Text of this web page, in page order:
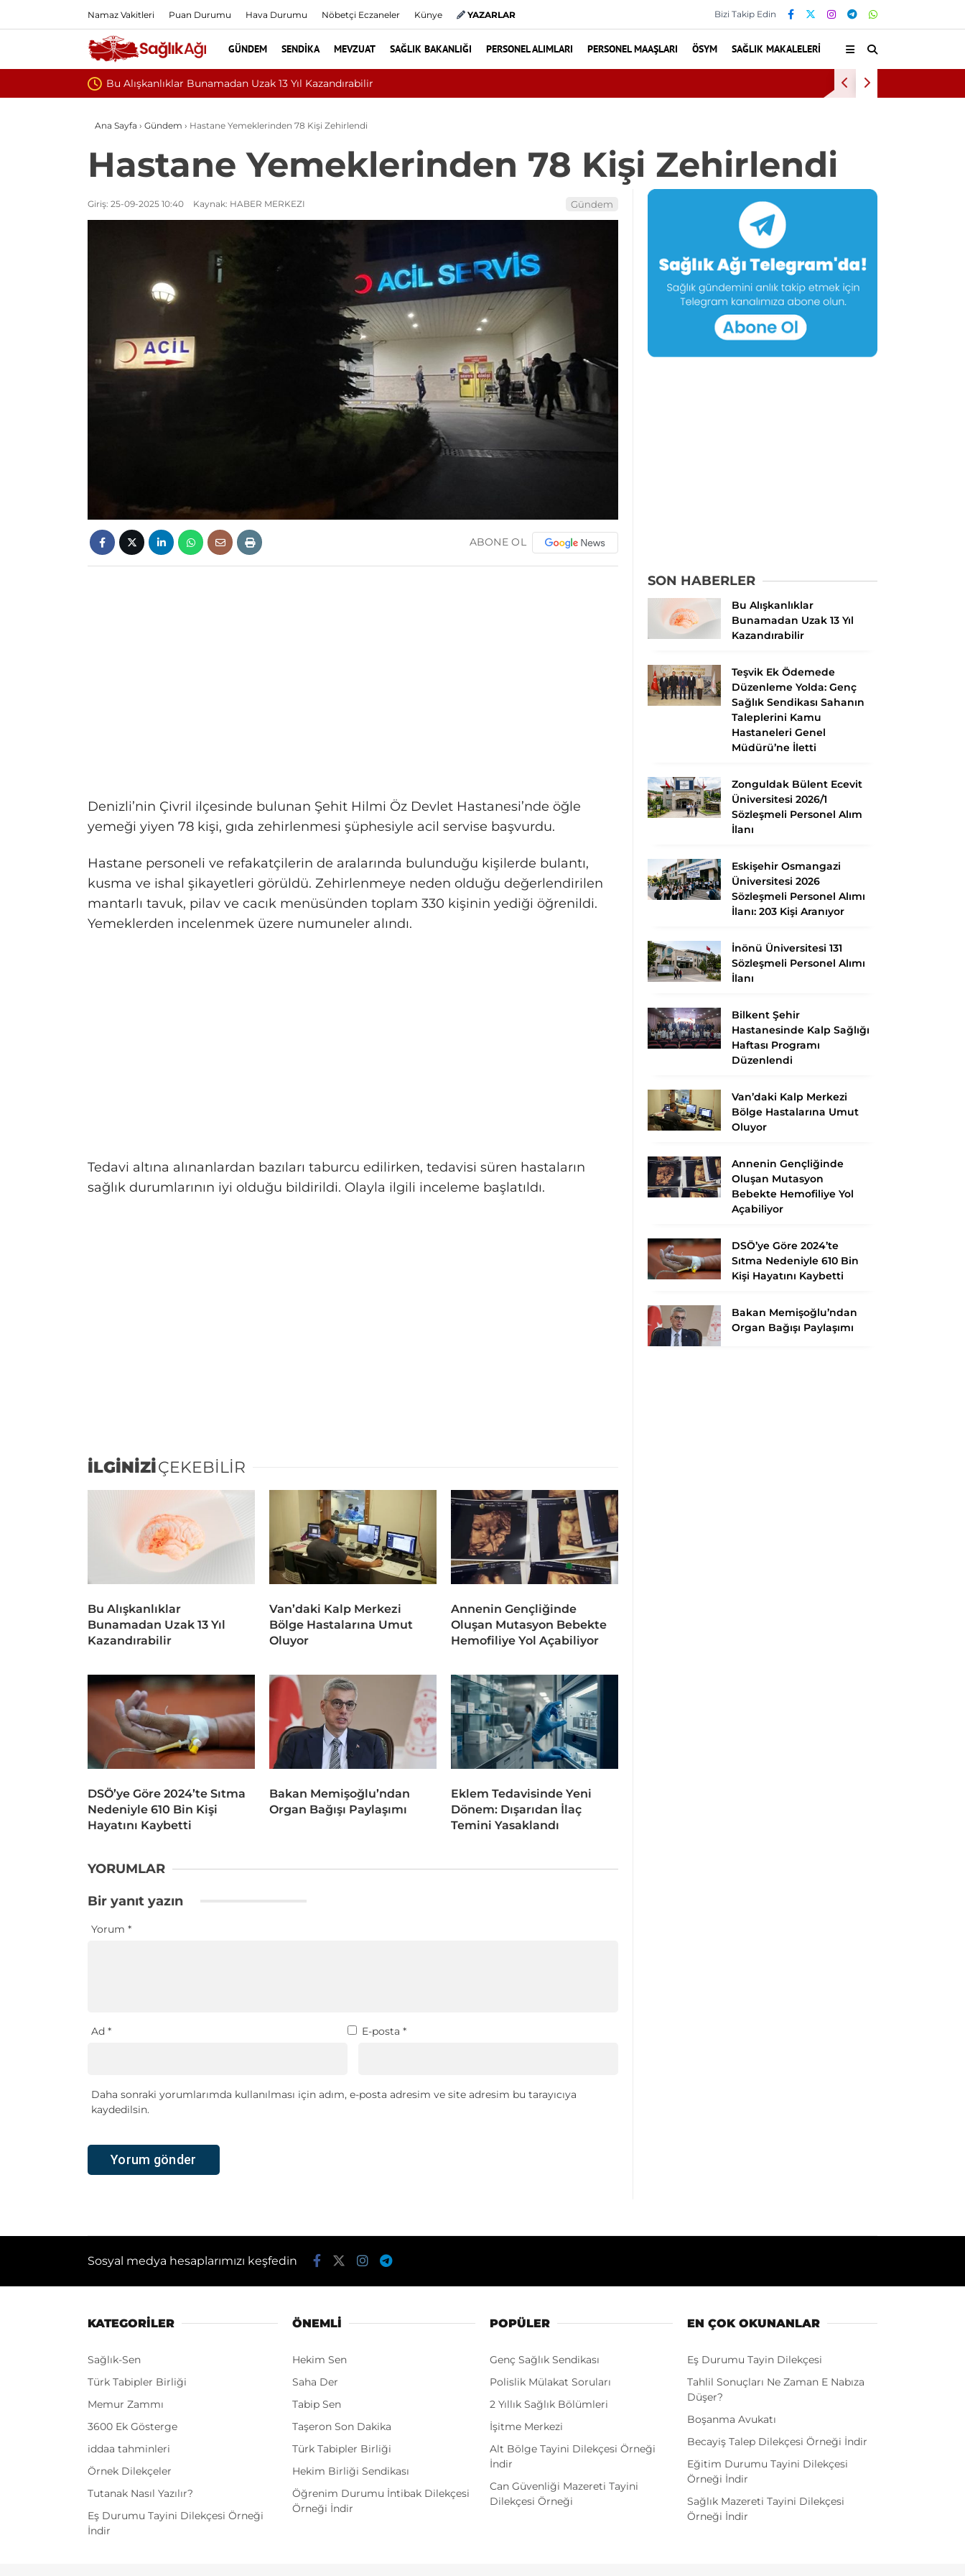
Namaz Vakitleri Puan Durumu Hava Durumu Nöbetçi Eczaneler Künye YAZARLAR Bizi Takip Edin
GÜNDEM SENDIKA MEVZUAT SAĞLIK BAKANLIĞI PERSONEL ALIMLARI PERSONEL MAAŞLARI ÖSYM SAĞLIK MAKALELERI
Teşvik Ek Ödemede Düzenleme Yolda: Genç Sağlık Sendikası Sahanın Taleplerini Kamu
Ana Sayfa › Gündem › Hastane Yemeklerinden 78 Kişi Zehirlendi
Hastane Yemeklerinden 78 Kişi Zehirlendi
Giriş: 25-09-2025 10:40 Kaynak: HABER MERKEZI Gündem
ABONE OL
Denizli’nin Çivril ilçesinde bulunan Şehit Hilmi Öz Devlet Hastanesi’nde öğle
yemeği yiyen 78 kişi, gıda zehirlenmesi şüphesiyle acil servise başvurdu.
Hastane personeli ve refakatçilerin de aralarında bulunduğu kişilerde bulantı,
kusma ve ishal şikayetleri görüldü. Zehirlenmeye neden olduğu değerlendirilen
mantarlı tavuk, pilav ve cacık menüsünden toplam 330 kişinin yediği öğrenildi.
Yemeklerden incelenmek üzere numuneler alındı.
Tedavi altına alınanlardan bazıları taburcu edilirken, tedavisi süren hastaların
sağlık durumlarının iyi olduğu bildirildi. Olayla ilgili inceleme başlatıldı.
İLGİNİZİÇEKEBİLİR
Bu Alışkanlıklar
Bunamadan Uzak 13 Yıl
Kazandırabilir
Van’daki Kalp Merkezi
Bölge Hastalarına Umut
Oluyor
Annenin Gençliğinde
Oluşan Mutasyon Bebekte
Hemofiliye Yol Açabiliyor
DSÖ’ye Göre 2024’te Sıtma
Nedeniyle 610 Bin Kişi
Hayatını Kaybetti
Bakan Memişoğlu’ndan
Organ Bağışı Paylaşımı
Eklem Tedavisinde Yeni
Dönem: Dışarıdan İlaç
Temini Yasaklandı
YORUMLAR
Bir yanıt yazın
Yorum *
Ad * E-posta *
Daha sonraki yorumlarımda kullanılması için adım, e-posta adresim ve site adresim bu tarayıcıya
kaydedilsin.
SON HABERLER
Bu Alışkanlıklar
Bunamadan Uzak 13 Yıl
Kazandırabilir
Teşvik Ek Ödemede
Düzenleme Yolda: Genç
Sağlık Sendikası Sahanın
Taleplerini Kamu
Hastaneleri Genel
Müdürü’ne İletti
Zonguldak Bülent Ecevit
Üniversitesi 2026/1
Sözleşmeli Personel Alım
İlanı
Eskişehir Osmangazi
Üniversitesi 2026
Sözleşmeli Personel Alımı
İlanı: 203 Kişi Aranıyor
İnönü Üniversitesi 131
Sözleşmeli Personel Alımı
İlanı
Bilkent Şehir
Hastanesinde Kalp Sağlığı
Haftası Programı
Düzenlendi
Van’daki Kalp Merkezi
Bölge Hastalarına Umut
Oluyor
Annenin Gençliğinde
Oluşan Mutasyon
Bebekte Hemofiliye Yol
Açabiliyor
DSÖ’ye Göre 2024’te
Sıtma Nedeniyle 610 Bin
Kişi Hayatını Kaybetti
Bakan Memişoğlu’ndan
Organ Bağışı Paylaşımı
Sosyal medya hesaplarımızı keşfedin
KATEGORİLER
Sağlık-Sen
Türk Tabipler Birliği
Memur Zammı
3600 Ek Gösterge
iddaa tahminleri
Örnek Dilekçeler
Tutanak Nasıl Yazılır?
Eş Durumu Tayini Dilekçesi Örneği
İndir
ÖNEMLI
Hekim Sen
Saha Der
Tabip Sen
Taşeron Son Dakika
Türk Tabipler Birliği
Hekim Birliği Sendikası
Öğrenim Durumu İntibak Dilekçesi
Örneği İndir
POPÜLER
Genç Sağlık Sendikası
Polislik Mülakat Soruları
2 Yıllık Sağlık Bölümleri
İşitme Merkezi
Alt Bölge Tayini Dilekçesi Örneği
İndir
Can Güvenliği Mazereti Tayini
Dilekçesi Örneği
EN ÇOK OKUNANLAR
Eş Durumu Tayin Dilekçesi
Tahlil Sonuçları Ne Zaman E Nabıza
Düşer?
Boşanma Avukatı
Becayiş Talep Dilekçesi Örneği İndir
Eğitim Durumu Tayini Dilekçesi
Örneği İndir
Sağlık Mazereti Tayini Dilekçesi
Örneği İndir